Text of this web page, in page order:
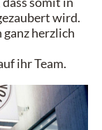
wird.
herzlich
ihr Team.